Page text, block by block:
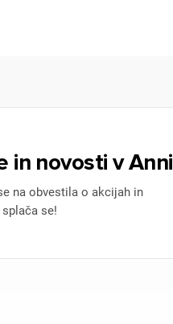
in novosti v Anni
na obvestila o akcijah in
se!